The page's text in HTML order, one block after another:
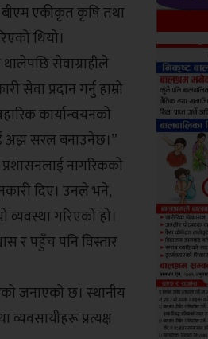
बीएम एकीकृत कृषि तथा
थियो।
सेवाग्राहीले
सेवा प्रदान गर्नु हाम्रो
कार्यान्वयनको
अझ सरल बनाउनेछ।”
नागरिकको
दिए। उनले भने,
गरिएको हो।
र पहुँच पनि विस्तार
जनाएको छ। स्थानीय
प्रत्यक्ष